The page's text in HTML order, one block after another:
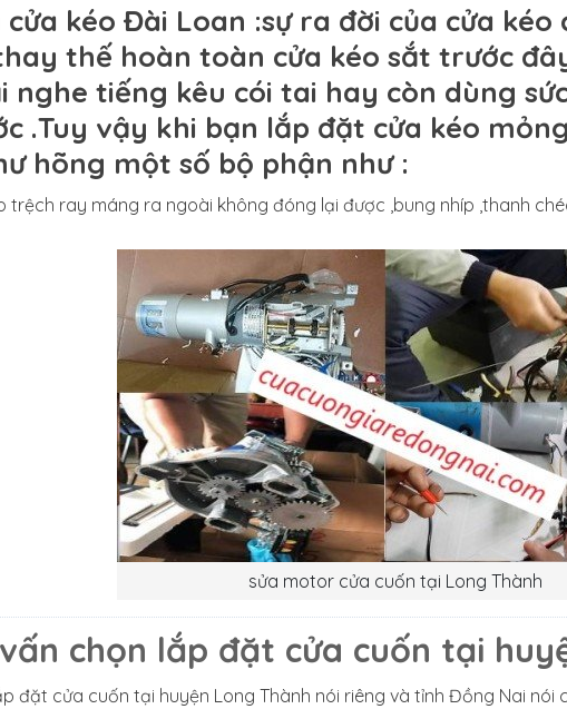
cửa kéo Đài Loan :sự ra đời của cửa
thế hoàn toàn cửa kéo sắt trước
nghe tiếng kêu cói tai hay còn dùng
.Tuy vậy khi bạn lắp đặt cửa kéo
hõng một số bộ phận như :
trệch ray máng ra ngoài không đóng lại được ,bung nhíp ,thanh
sửa motor cửa cuốn tại Long Thành
chọn lắp đặt cửa cuốn tại
đặt cửa cuốn tại huyện Long Thành nói riêng và tỉnh Đồng Nai